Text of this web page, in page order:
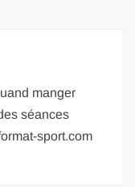
manger
séances
sport.com